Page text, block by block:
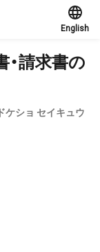
English
・請求書の
ケショ セイキュウ